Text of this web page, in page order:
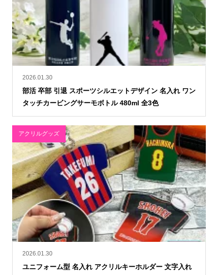
2026.01.30
部活 卒部 引退 スポーツシルエットデザイン 名入れ ワン
タッチカービングサーモボトル 480ml 全3色
2026.01.30
ユニフォーム型 名入れ アクリルキーホルダー 文字入れ
アクリルグッズ